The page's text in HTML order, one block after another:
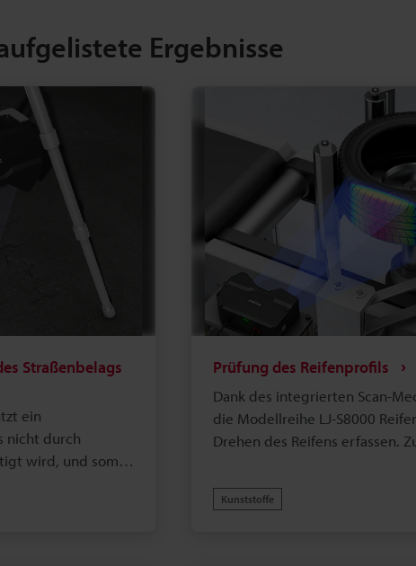
Ergebnisse
Straßenbelags
ein
nicht durch
wird, und somit
ist. Durch
Prüfung des Reifenprofils
Dank des integrierten Scan-
die Modellreihe LJ-S8000
Drehen des Reifens erfassen.
den Sensorkopf gehalten
Kunststoffe